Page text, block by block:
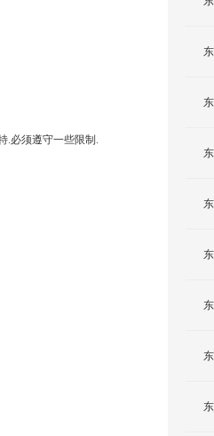
.必须遵守一些限制.